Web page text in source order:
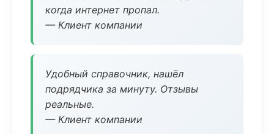
когда интернет пропал.
— Клиент компании
Удобный справочник, нашёл
подрядчика за минуту. Отзывы
реальные.
— Клиент компании